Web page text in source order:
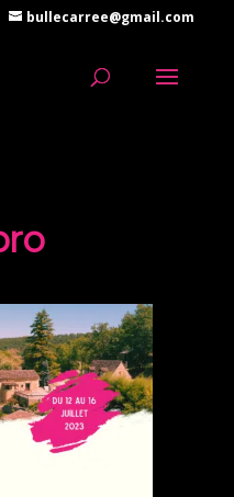
bullecarree@gmail.com